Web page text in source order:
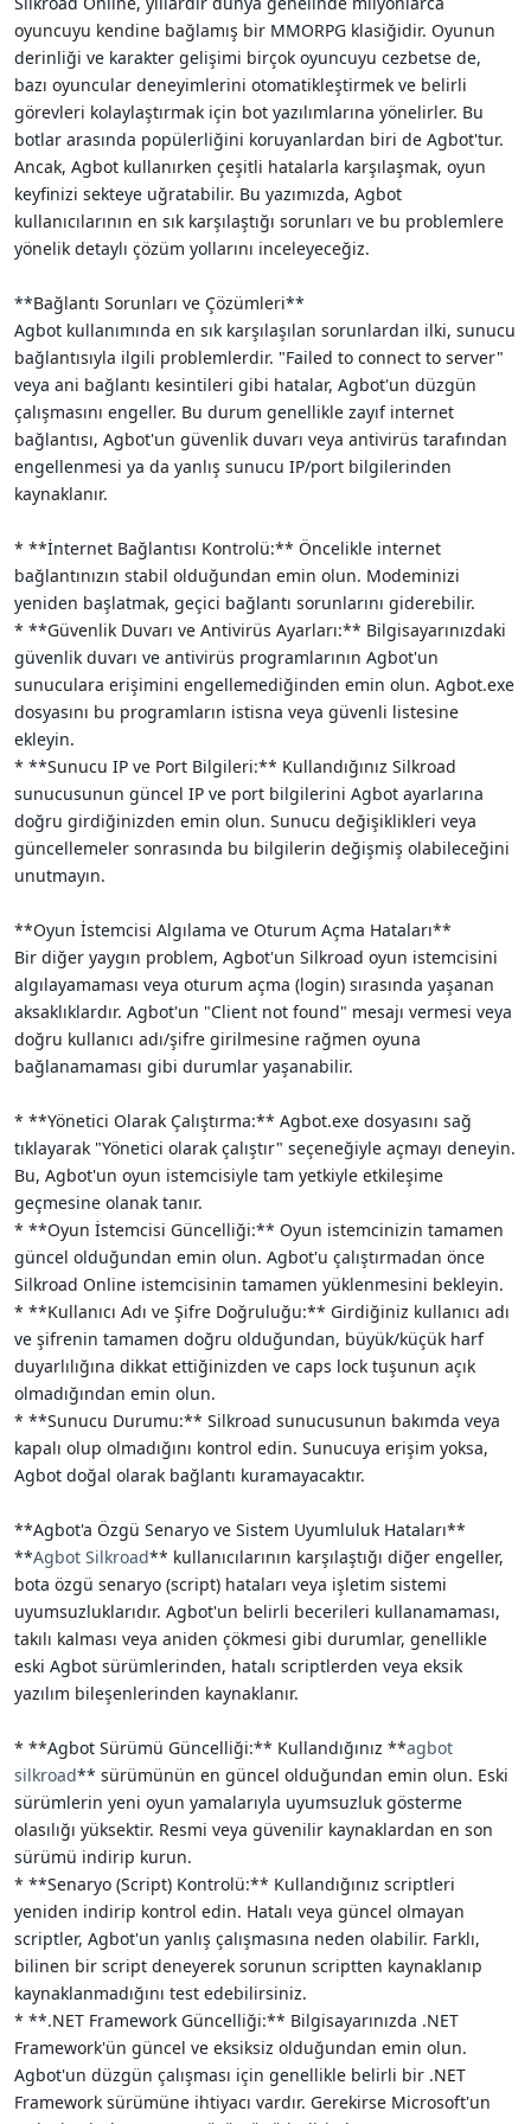
i
oyuncuyu kendine bağlamış bir MMORPG klasiğidir. Oyunun
derinliği ve karakter gelişimi birçok oyuncuyu cezbetse de,
bazı oyuncular deneyimlerini otomatikleştirmek ve belirli
görevleri kolaylaştırmak için bot yazılımlarına yönelirler. Bu
botlar arasında popülerliğini koruyanlardan biri de Agbot'tur.
Ancak, Agbot kullanırken çeşitli hatalarla karşılaşmak, oyun
keyfinizi sekteye uğratabilir. Bu yazımızda, Agbot
kullanıcılarının en sık karşılaştığı sorunları ve bu problemlere
yönelik detaylı çözüm yollarını inceleyeceğiz.
**Bağlantı Sorunları ve Çözümleri**
Agbot kullanımında en sık karşılaşılan sorunlardan ilki, sunucu
bağlantısıyla ilgili problemlerdir. "Failed to connect to server"
veya ani bağlantı kesintileri gibi hatalar, Agbot'un düzgün
çalışmasını engeller. Bu durum genellikle zayıf internet
bağlantısı, Agbot'un güvenlik duvarı veya antivirüs tarafından
engellenmesi ya da yanlış sunucu IP/port bilgilerinden
kaynaklanır.
* **İnternet Bağlantısı Kontrolü:** Öncelikle internet
bağlantınızın stabil olduğundan emin olun. Modeminizi
yeniden başlatmak, geçici bağlantı sorunlarını giderebilir.
* **Güvenlik Duvarı ve Antivirüs Ayarları:** Bilgisayarınızdaki
güvenlik duvarı ve antivirüs programlarının Agbot'un
sunuculara erişimini engellemediğinden emin olun. Agbot.exe
dosyasını bu programların istisna veya güvenli listesine
ekleyin.
* **Sunucu IP ve Port Bilgileri:** Kullandığınız Silkroad
sunucusunun güncel IP ve port bilgilerini Agbot ayarlarına
doğru girdiğinizden emin olun. Sunucu değişiklikleri veya
güncellemeler sonrasında bu bilgilerin değişmiş olabileceğini
unutmayın.
**Oyun İstemcisi Algılama ve Oturum Açma Hataları**
Bir diğer yaygın problem, Agbot'un Silkroad oyun istemcisini
algılayamaması veya oturum açma (login) sırasında yaşanan
aksaklıklardır. Agbot'un "Client not found" mesajı vermesi veya
doğru kullanıcı adı/şifre girilmesine rağmen oyuna
bağlanamaması gibi durumlar yaşanabilir.
* **Yönetici Olarak Çalıştırma:** Agbot.exe dosyasını sağ
tıklayarak "Yönetici olarak çalıştır" seçeneğiyle açmayı deneyin.
Bu, Agbot'un oyun istemcisiyle tam yetkiyle etkileşime
geçmesine olanak tanır.
* **Oyun İstemcisi Güncelliği:** Oyun istemcinizin tamamen
güncel olduğundan emin olun. Agbot'u çalıştırmadan önce
Silkroad Online istemcisinin tamamen yüklenmesini bekleyin.
* **Kullanıcı Adı ve Şifre Doğruluğu:** Girdiğiniz kullanıcı adı
ve şifrenin tamamen doğru olduğundan, büyük/küçük harf
duyarlılığına dikkat ettiğinizden ve caps lock tuşunun açık
olmadığından emin olun.
* **Sunucu Durumu:** Silkroad sunucusunun bakımda veya
kapalı olup olmadığını kontrol edin. Sunucuya erişim yoksa,
Agbot doğal olarak bağlantı kuramayacaktır.
**Agbot'a Özgü Senaryo ve Sistem Uyumluluk Hataları**
**Agbot Silkroad** kullanıcılarının karşılaştığı diğer engeller,
bota özgü senaryo (script) hataları veya işletim sistemi
uyumsuzluklarıdır. Agbot'un belirli becerileri kullanamaması,
takılı kalması veya aniden çökmesi gibi durumlar, genellikle
eski Agbot sürümlerinden, hatalı scriptlerden veya eksik
yazılım bileşenlerinden kaynaklanır.
* **Agbot Sürümü Güncelliği:** Kullandığınız **agbot
silkroad** sürümünün en güncel olduğundan emin olun. Eski
sürümlerin yeni oyun yamalarıyla uyumsuzluk gösterme
olasılığı yüksektir. Resmi veya güvenilir kaynaklardan en son
sürümü indirip kurun.
* **Senaryo (Script) Kontrolü:** Kullandığınız scriptleri
yeniden indirip kontrol edin. Hatalı veya güncel olmayan
scriptler, Agbot'un yanlış çalışmasına neden olabilir. Farklı,
bilinen bir script deneyerek sorunun scriptten kaynaklanıp
kaynaklanmadığını test edebilirsiniz.
* **.NET Framework Güncelliği:** Bilgisayarınızda .NET
Framework'ün güncel ve eksiksiz olduğundan emin olun.
Agbot'un düzgün çalışması için genellikle belirli bir .NET
Framework sürümüne ihtiyacı vardır. Gerekirse Microsoft'un